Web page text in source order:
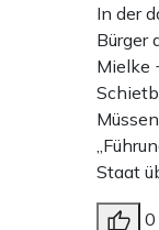
In der
Bürger
Mielke
Staat
0